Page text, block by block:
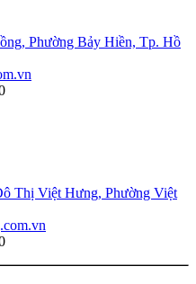
Phường Bảy Hiền, Tp. Hồ
Thị Việt Hưng, Phường Việt